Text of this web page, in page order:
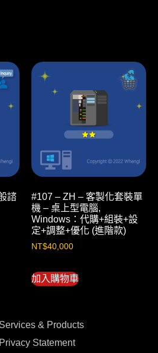
諮
#107 – ZH – 客製化套裝單
機 – 桌上型電腦,
Windows：代購+組裝+設
定+調整+優化 (進階款)
NT$40,000
加入購物車
& Products
Statement